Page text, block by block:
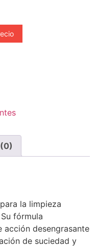
la limpieza
fórmula
acción desengrasante
de suciedad y